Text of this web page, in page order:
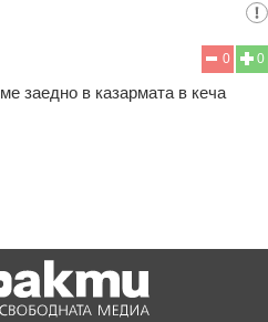
0
0
заедно в казармата в кеча